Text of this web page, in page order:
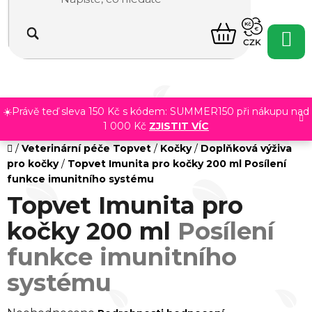
obsah
☀️Právě teď sleva 150 Kč s kódem: SUMMER150 při nákupu nad
1 000 Kč ZJISTIT VÍC
NÁKUPNÍ
KOŠÍK
CZK
Domů
/ Veterinární péče Topvet / Kočky / Doplňková výživa
pro kočky / Topvet Imunita pro kočky 200 ml Posílení
funkce imunitního systému
Topvet Imunita pro
kočky 200 ml Posílení
funkce imunitního
systému